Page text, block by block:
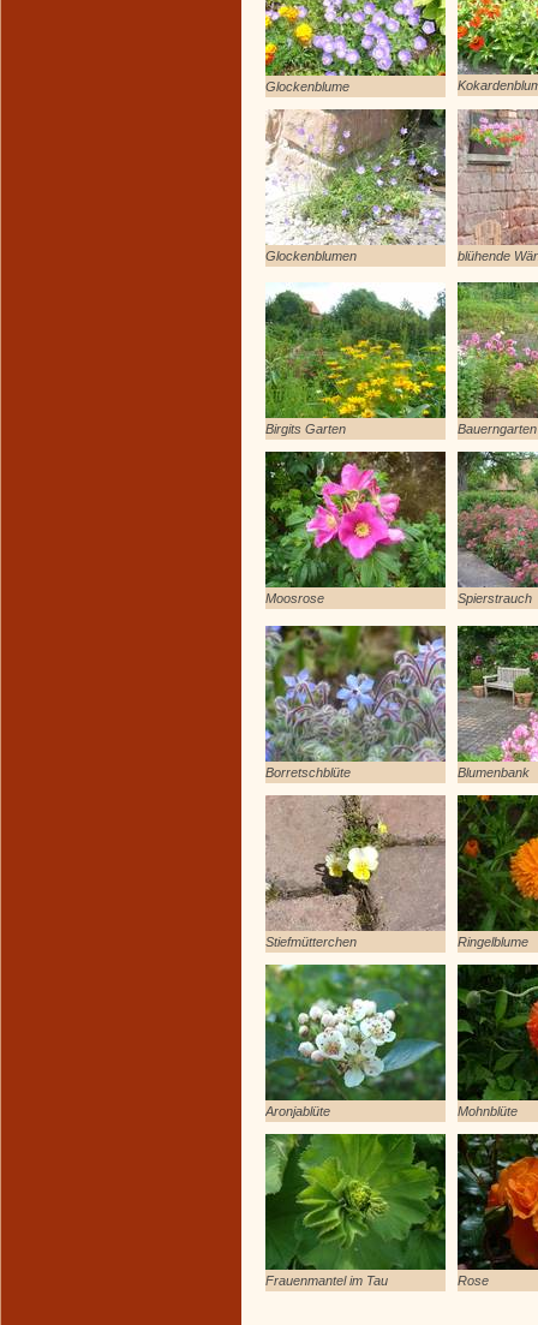
Glockenblume
Glockenblumen blühende
Birgits Garten Bauerngarten
Moosrose Spierstrauch
Borretschblüte Blumenbank
Stiefmütterchen Ringelblume
Aronjablüte Mohnblüte
Frauenmantel im Tau Rose